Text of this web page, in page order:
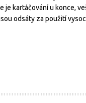
je kartáčování u konce,
odsáty za použití